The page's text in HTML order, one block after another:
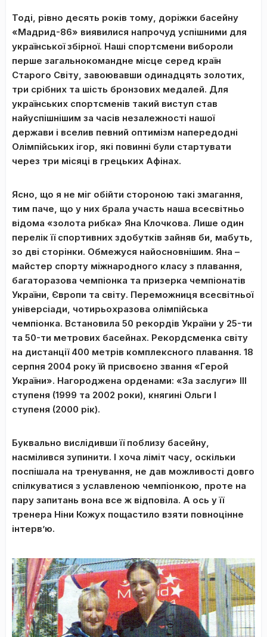
Тоді, рівно десять років тому, доріжки басейну
«Мадрид-86» виявилися напрочуд успішними для
української збірної. Наші спортсмени вибороли
перше загальнокомандне місце серед країн
Старого Світу, завоювавши одинадцять золотих,
три срібних та шість бронзових медалей. Для
українських спортсменів такий виступ став
найуспішнішим за часів незалежності нашої
держави і вселив певний оптимізм напередодні
Олімпійських ігор, які повинні були стартувати
через три місяці в грецьких Афінах.
Ясно, що я не міг обійти стороною такі змагання,
тим паче, що у них брала участь наша всесвітньо
відома «золота рибка» Яна Клочкова. Лише один
перелік її спортивних здобутків зайняв би, мабуть,
зо дві сторінки. Обмежуся найосновнішим. Яна –
майстер спорту міжнародного класу з плавання,
багаторазова чемпіонка та призерка чемпіонатів
України, Європи та світу. Переможниця всесвітньої
універсіади, чотирьохразова олімпійська
чемпіонка. Встановила 50 рекордів України у 25-ти
та 50-ти метрових басейнах. Рекордсменка світу
на дистанції 400 метрів комплексного плавання. 18
серпня 2004 року їй присвоєно звання «Герой
України». Нагороджена орденами: «За заслуги» III
ступеня (1999 та 2002 роки), княгині Ольги I
ступеня (2000 рік).
Буквально вислідивши її поблизу басейну,
насмілився зупинити. І хоча ліміт часу, оскільки
поспішала на тренування, не дав можливості довго
спілкуватися з уславленою чемпіонкою, проте на
пару запитань вона все ж відповіла. А ось у її
тренера Ніни Кожух пощастило взяти повноцінне
інтерв’ю.